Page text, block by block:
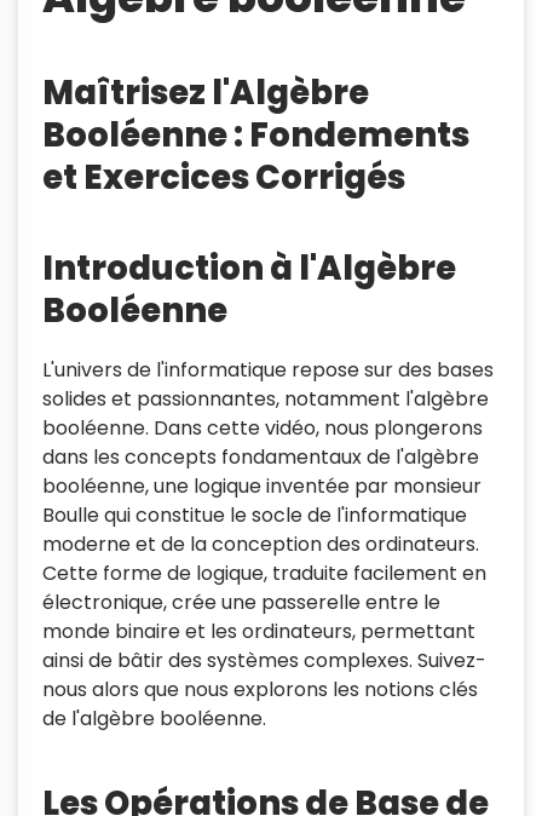
Maîtrisez l'Algèbre
Booléenne : Fondements
et Exercices Corrigés
Introduction à l'Algèbre
Booléenne
L'univers de l'informatique repose sur des bases
solides et passionnantes, notamment l'algèbre
booléenne. Dans cette vidéo, nous plongerons
dans les concepts fondamentaux de l'algèbre
booléenne, une logique inventée par monsieur
Boulle qui constitue le socle de l'informatique
moderne et de la conception des ordinateurs.
Cette forme de logique, traduite facilement en
électronique, crée une passerelle entre le
monde binaire et les ordinateurs, permettant
ainsi de bâtir des systèmes complexes. Suivez-
nous alors que nous explorons les notions clés
de l'algèbre booléenne.
Les Opérations de Base de